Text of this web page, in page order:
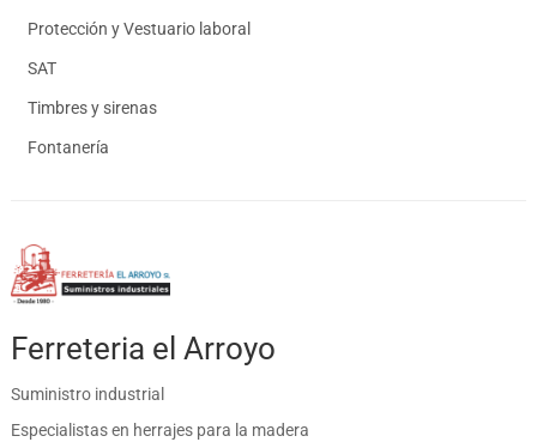
Protección y Vestuario laboral
SAT
Timbres y sirenas
Fontanería
Ferreteria el Arroyo
Suministro industrial
Especialistas en herrajes para la madera